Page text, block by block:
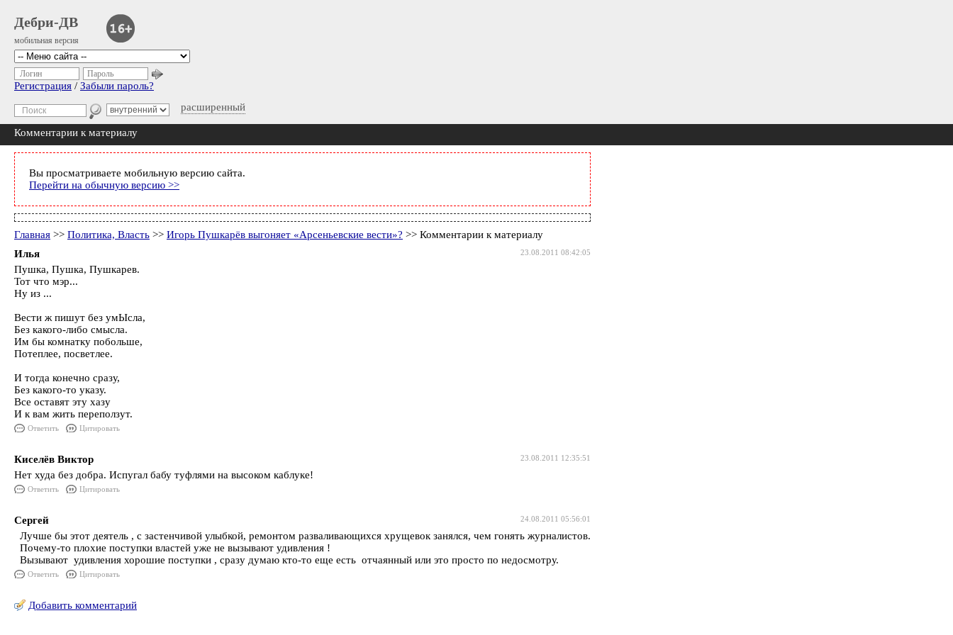
Дебри-ДВ
мобильная версия
расширенный
Логин Пароль
Регистрация / Забыли пароль?
Комментарии к материалу
Вы просматриваете мобильную версию сайта.
Перейти на обычную версию >>
Главная >> Политика, Власть >> Игорь Пушкарёв выгоняет «Арсеньевские вести»? >> Комментарии к материалу
23.08.2011 08:42:05
Илья
Пушка, Пушка, Пушкарев.
Тот что мэр...
Ну из ...
Вести ж пишут без умЫсла,
Без какого-либо смысла.
Им бы комнатку побольше,
Потеплее, посветлее.
И тогда конечно сразу,
Без какого-то указу.
Все оставят эту хазу
И к вам жить переползут.
Ответить Цитировать
23.08.2011 12:35:51
Киселёв Виктор
Нет худа без добра. Испугал бабу туфлями на высоком каблуке!
Ответить Цитировать
24.08.2011 05:56:01
Сергей
Лучше бы этот деятель , с застенчивой улыбкой, ремонтом разваливающихся хрущевок занялся, чем гонять журналистов.
Почему-то плохие поступки властей уже не вызывают удивления !
Вызывают удивления хорошие поступки , сразу думаю кто-то еще есть отчаянный или это просто по недосмотру.
Ответить Цитировать
Добавить комментарий